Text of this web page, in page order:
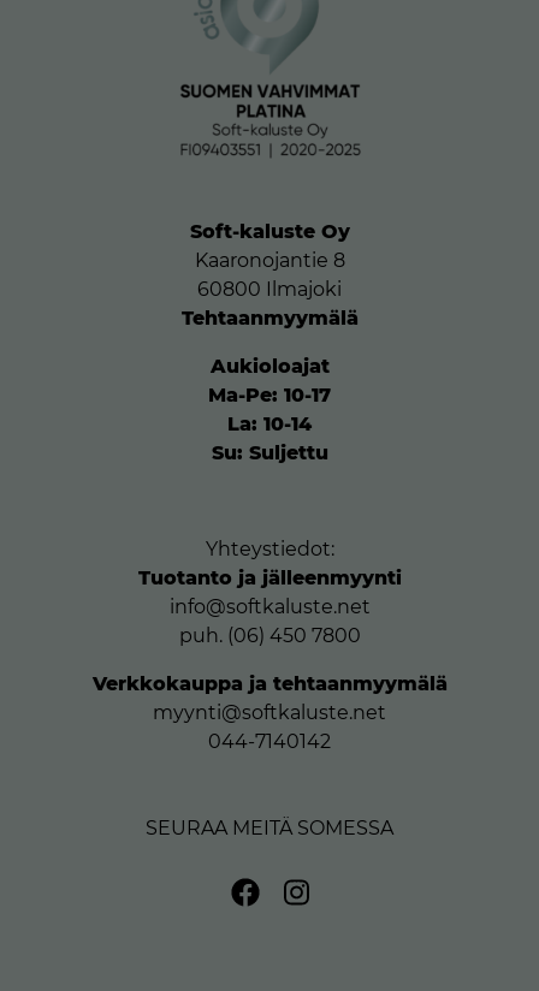
Soft-kaluste Oy
Kaaronojantie 8
60800 Ilmajoki
Tehtaanmyymälä
Aukioloajat
Ma-Pe: 10-17
La: 10-14
Su: Suljettu
Yhteystiedot:
Tuotanto ja jälleenmyynti
info@softkaluste.net
puh. (06) 450 7800
Verkkokauppa ja tehtaanmyymälä
myynti@softkaluste.net
044-7140142
SEURAA MEITÄ SOMESSA